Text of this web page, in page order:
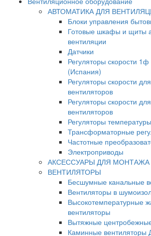
АВТОМАТИКА ДЛЯ
Блоки управления
Готовые шкафы и щиты
вентиляции
Датчики
Регуляторы скорости
(Испания)
Регуляторы скорости
вентиляторов
Регуляторы скорости
вентиляторов
Регуляторы температуры
Трансформаторные
Частотные
Электроприводы
АКСЕССУАРЫ ДЛЯ МОНТАЖА
ВЕНТИЛЯТОРЫ
Бесшумные канальные
Вентиляторы в
Высокотемпературные
вентиляторы
Вытяжные
Каминные вентиляторы